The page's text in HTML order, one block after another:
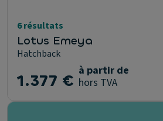
6 résultats
Lotus Emeya
Hatchback
1.377 € à partir de
hors TVA